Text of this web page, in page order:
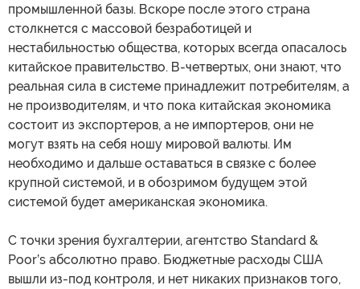
промышленной базы. Вскоре после этого страна
столкнется с массовой безработицей и
нестабильностью общества, которых всегда опасалось
китайское правительство. В-четвертых, они знают, что
реальная сила в системе принадлежит потребителям, а
не производителям, и что пока китайская экономика
состоит из экспортеров, а не импортеров, они не
могут взять на себя ношу мировой валюты. Им
необходимо и дальше оставаться в связке с более
крупной системой, и в обозримом будущем этой
системой будет американская экономика.
С точки зрения бухгалтерии, агентство Standard &
Poor’s абсолютно право. Бюджетные расходы США
вышли из-под контроля, и нет никаких признаков того,